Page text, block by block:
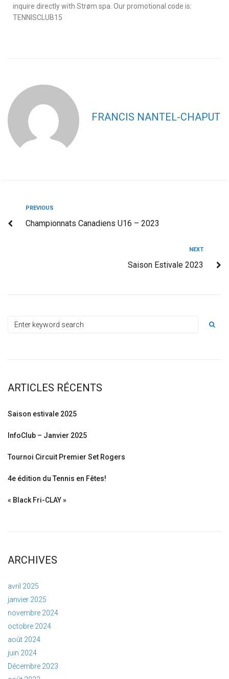
inquire directly with Strøm spa. Our promotional code is:
TENNISCLUB15
FRANCIS NANTEL-CHAPUT
PREVIOUS
Championnats Canadiens U16 – 2023
NEXT
Saison Estivale 2023
ARTICLES RÉCENTS
Saison estivale 2025
InfoClub – Janvier 2025
Tournoi Circuit Premier Set Rogers
4e édition du Tennis en Fêtes!
« Black Fri-CLAY »
ARCHIVES
avril 2025
janvier 2025
novembre 2024
octobre 2024
août 2024
juin 2024
Décembre 2023